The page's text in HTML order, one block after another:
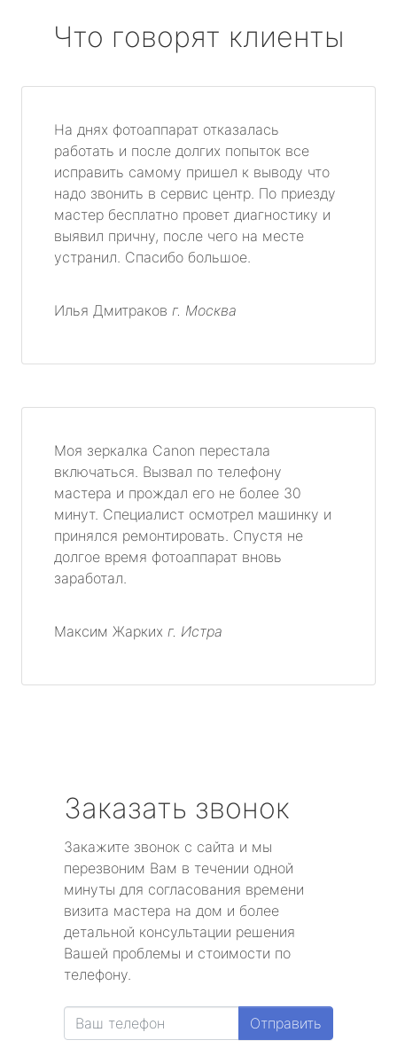
Что говорят клиенты
На днях фотоаппарат отказалась
работать и после долгих попыток все
исправить самому пришел к выводу что
надо звонить в сервис центр. По приезду
мастер бесплатно провет диагностику и
выявил причну, после чего на месте
устранил. Спасибо большое.
Илья Дмитраков г. Москва
Моя зеркалка Canon перестала
включаться. Вызвал по телефону
мастера и прождал его не более 30
минут. Специалист осмотрел машинку и
принялся ремонтировать. Спустя не
долгое время фотоаппарат вновь
заработал.
Максим Жарких г. Истра
Заказать звонок
Закажите звонок с сайта и мы
перезвоним Вам в течении одной
минуты для согласования времени
визита мастера на дом и более
детальной консультации решения
Вашей проблемы и стоимости по
телефону.
Отправить